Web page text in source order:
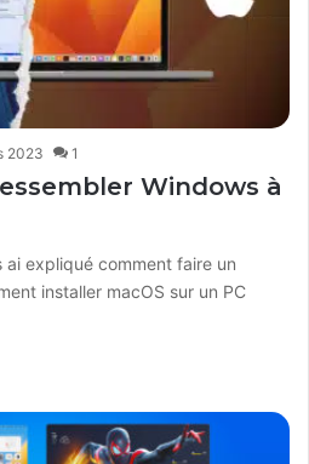
2023 1
Windows à
ai expliqué comment faire un
installer macOS sur un PC